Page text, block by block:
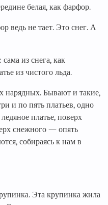
белая, как фарфор.
ведь не тает. Это снег. А
из снега, как
из чистого льда.
нарядных. Бывают и такие,
и по пять платьев, одно
платье, поверх
снежного — опять
собираясь к нам в
Эта крупинка жила